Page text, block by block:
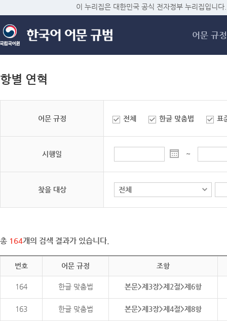
메
이 누리집은 대한민국 공식 전자정부 누리집입니다.
어문 규정
항별 연혁
어문 규정 전체 한글 맞춤법 표
시행일 ~
찾을 대상
총 164개의 검색 결과가 있습니다.
번호 어문 규정 조항
164 한글 맞춤법 본문>제3장>제2절>제6항
163 한글 맞춤법 본문>제3장>제4절>제8항